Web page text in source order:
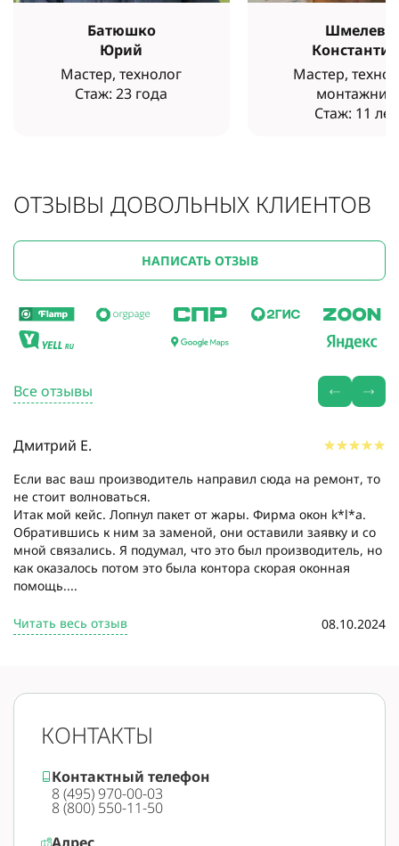
Батюшко
Юрий
Мастер, технолог
Стаж: 23 года
Шмелев
Константин
Мастер,
монтажник
Стаж: 11 лет
ОТЗЫВЫ ДОВОЛЬНЫХ КЛИЕНТОВ
НАПИСАТЬ ОТЗЫВ
Все отзывы
Дмитрий Е.
Если вас ваш производитель направил сюда на ремонт, то
не стоит волноваться.
Итак мой кейс. Лопнул пакет от жары. Фирма окон k*l*a.
Обратившись к ним за заменой, они оставили заявку и со
мной связались. Я подумал, что это был производитель, но
как оказалось потом это была контора скорая оконная
помощь....
Читать весь отзыв 08.10.2024
КОНТАКТЫ
Контактный телефон
8 (495) 970-00-03
8 (800) 550-11-50